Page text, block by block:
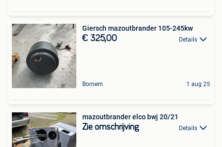
Giersch mazoutbrander 105-245kw
€ 325,00 Details
Bornem 1 aug 25
mazoutbrander elco bwj 20/21
Zie omschrijving Details